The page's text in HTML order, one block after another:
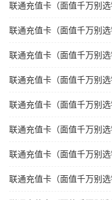
联通充值卡（面值千万别
联通充值卡（面值千万别
联通充值卡（面值千万别
联通充值卡（面值千万别
联通充值卡（面值千万别
联通充值卡（面值千万别
联通充值卡（面值千万别
联通充值卡（面值千万别